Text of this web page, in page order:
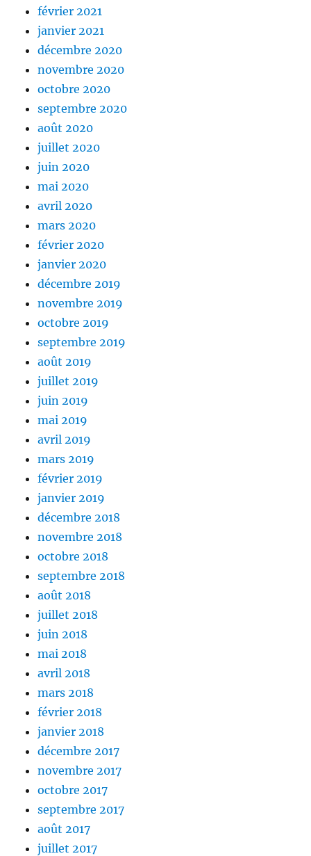
février 2021
janvier 2021
décembre 2020
novembre 2020
octobre 2020
septembre 2020
août 2020
juillet 2020
juin 2020
mai 2020
avril 2020
mars 2020
février 2020
janvier 2020
décembre 2019
novembre 2019
octobre 2019
septembre 2019
août 2019
juillet 2019
juin 2019
mai 2019
avril 2019
mars 2019
février 2019
janvier 2019
décembre 2018
novembre 2018
octobre 2018
septembre 2018
août 2018
juillet 2018
juin 2018
mai 2018
avril 2018
mars 2018
février 2018
janvier 2018
décembre 2017
novembre 2017
octobre 2017
septembre 2017
août 2017
juillet 2017